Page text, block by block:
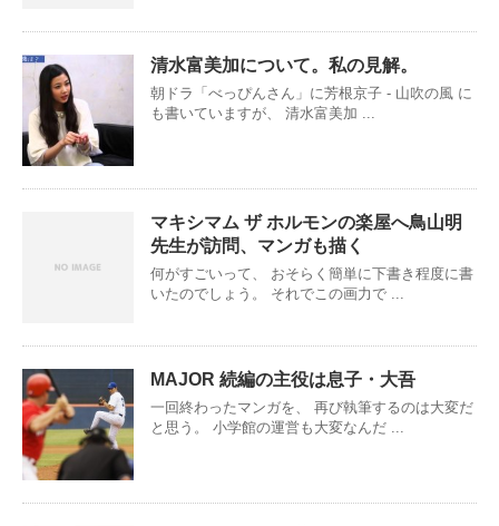
清水富美加について。私の見解。
朝ドラ「べっぴんさん」に芳根京子 - 山吹の風 に
も書いていますが、 清水富美加 ...
マキシマム ザ ホルモンの楽屋へ鳥山明
先生が訪問、マンガも描く
何がすごいって、 おそらく簡単に下書き程度に書
いたのでしょう。 それでこの画力で ...
MAJOR 続編の主役は息子・大吾
一回終わったマンガを、 再び執筆するのは大変だ
と思う。 小学館の運営も大変なんだ ...